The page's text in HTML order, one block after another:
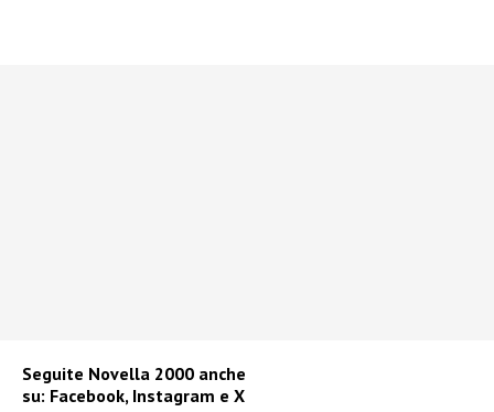
Seguite Novella 2000 anche
su: Facebook, Instagram e X